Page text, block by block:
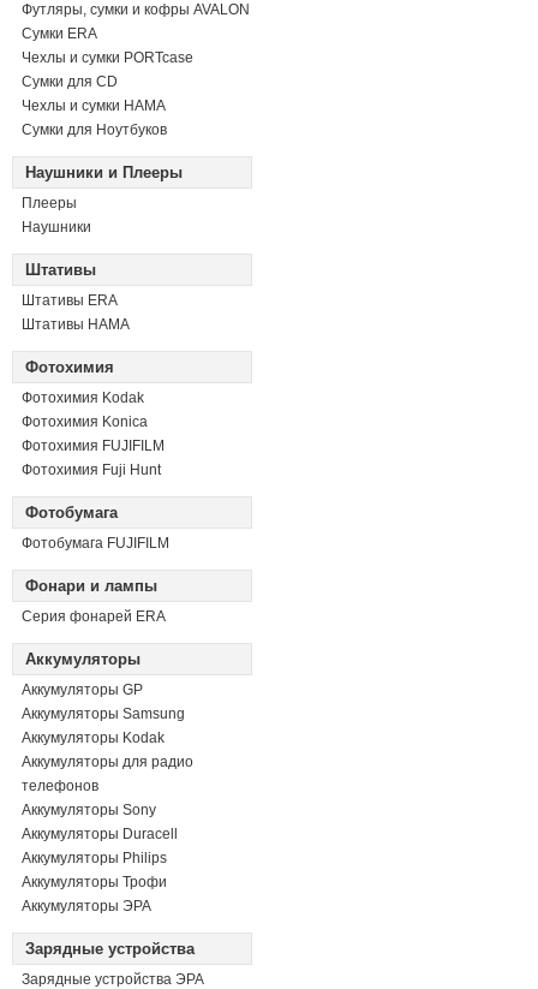
Футляры, сумки и кофры AVALON
Сумки ERA
Чехлы и сумки PORTcase
Сумки для CD
Чехлы и сумки HAMA
Сумки для Ноутбуков
Наушники и Плееры
Плееры
Наушники
Штативы
Штативы ERA
Штативы HAMA
Фотохимия
Фотохимия Kodak
Фотохимия Konica
Фотохимия FUJIFILM
Фотохимия Fuji Hunt
Фотобумага
Фотобумага FUJIFILM
Фонари и лампы
Серия фонарей ERA
Аккумуляторы
Аккумуляторы GP
Аккумуляторы Samsung
Аккумуляторы Kodak
Аккумуляторы для радио
телефонов
Аккумуляторы Sony
Аккумуляторы Duracell
Аккумуляторы Philips
Аккумуляторы Трофи
Аккумуляторы ЭРА
Зарядные устройства
Зарядные устройства ЭРА